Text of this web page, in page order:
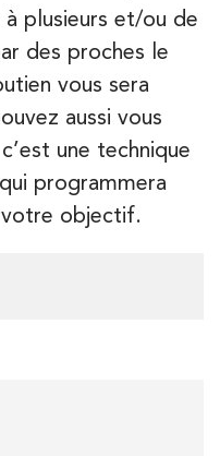
plusieurs et/ou de
des proches le
vous sera
aussi vous
une technique
programmera
objectif.